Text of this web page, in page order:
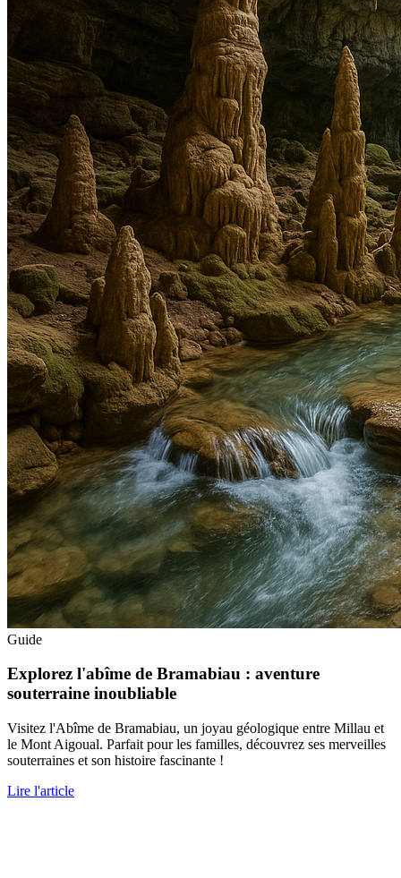
Guide
Explorez l'abîme de Bramabiau : aventure
souterraine inoubliable
Visitez l'Abîme de Bramabiau, un joyau géologique entre Millau et
le Mont Aigoual. Parfait pour les familles, découvrez ses merveilles
souterraines et son histoire fascinante !
Lire l'article